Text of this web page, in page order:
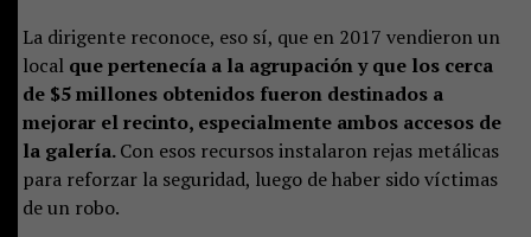
La dirigente reconoce, eso sí, que en 2017 vendieron un
local que pertenecía a la agrupación y que los cerca
de $5 millones obtenidos fueron destinados a
mejorar el recinto, especialmente ambos accesos de
la galería.Con esos recursos instalaron rejas metálicas
para reforzar la seguridad, luego de haber sido víctimas
de un robo.